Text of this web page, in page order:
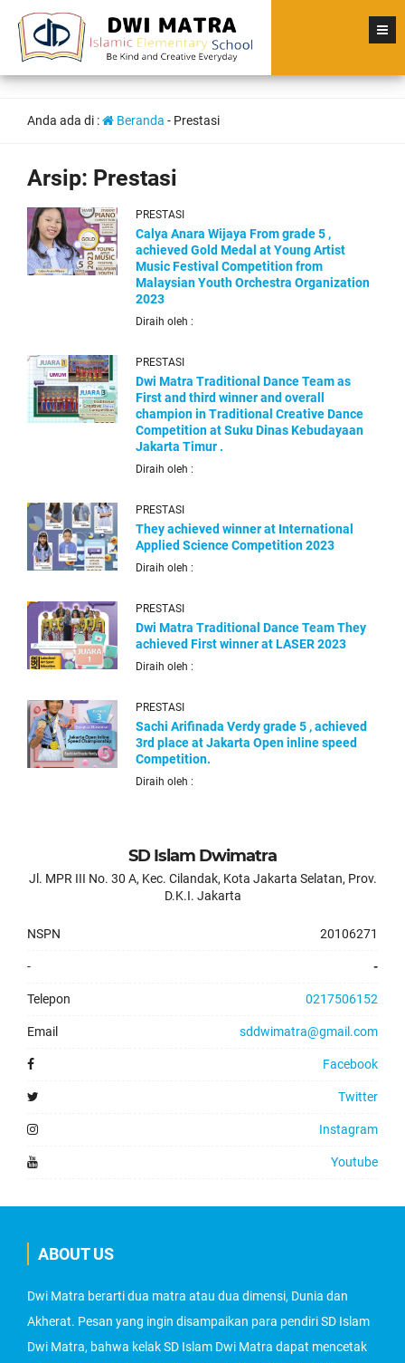
Anda ada di : Beranda - Prestasi
Arsip: Prestasi
PRESTASI
Calya Anara Wijaya From grade 5 ,
achieved Gold Medal at Young Artist
Music Festival Competition from
Malaysian Youth Orchestra Organization
2023
Diraih oleh :
PRESTASI
Dwi Matra Traditional Dance Team as
First and third winner and overall
champion in Traditional Creative Dance
Competition at Suku Dinas Kebudayaan
Jakarta Timur .
Diraih oleh :
PRESTASI
They achieved winner at International
Applied Science Competition 2023
Diraih oleh :
PRESTASI
Dwi Matra Traditional Dance Team They
achieved First winner at LASER 2023
Diraih oleh :
PRESTASI
Sachi Arifinada Verdy grade 5 , achieved
3rd place at Jakarta Open inline speed
Competition.
Diraih oleh :
SD Islam Dwimatra
Jl. MPR III No. 30 A, Kec. Cilandak, Kota Jakarta Selatan, Prov.
D.K.I. Jakarta
NSPN 20106271
- -
Telepon 0217506152
Email sddwimatra@gmail.com
Facebook
Twitter
Instagram
Youtube
ABOUT US
Dwi Matra berarti dua matra atau dua dimensi, Dunia dan
Akherat. Pesan yang ingin disampaikan para pendiri SD Islam
Dwi Matra, bahwa kelak SD Islam Dwi Matra dapat mencetak